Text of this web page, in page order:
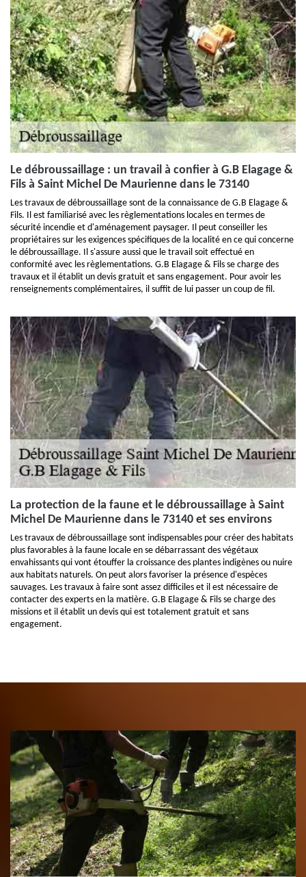
Le débroussaillage : un travail à confier à G.B Elagage &
Fils à Saint Michel De Maurienne dans le 73140
Les travaux de débroussaillage sont de la connaissance de G.B Elagage &
Fils. Il est familiarisé avec les règlementations locales en termes de
sécurité incendie et d'aménagement paysager. Il peut conseiller les
propriétaires sur les exigences spécifiques de la localité en ce qui concerne
le débroussaillage. Il s'assure aussi que le travail soit effectué en
conformité avec les règlementations. G.B Elagage & Fils se charge des
travaux et il établit un devis gratuit et sans engagement. Pour avoir les
renseignements complémentaires, il suffit de lui passer un coup de fil.
La protection de la faune et le débroussaillage à Saint
Michel De Maurienne dans le 73140 et ses environs
Les travaux de débroussaillage sont indispensables pour créer des habitats
plus favorables à la faune locale en se débarrassant des végétaux
envahissants qui vont étouffer la croissance des plantes indigènes ou nuire
aux habitats naturels. On peut alors favoriser la présence d'espèces
sauvages. Les travaux à faire sont assez difficiles et il est nécessaire de
contacter des experts en la matière. G.B Elagage & Fils se charge des
missions et il établit un devis qui est totalement gratuit et sans
engagement.